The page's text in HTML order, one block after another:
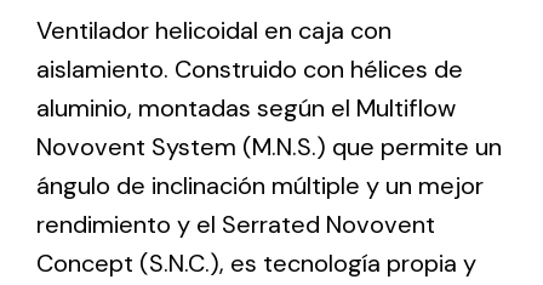
Ventilation
The incorporation of Novovent into the group
meant a greater offer of ventilation products for
different uses
Ventilador helicoidal en caja con
aislamiento. Construido con hélices de
aluminio, montadas según el Multiflow
Novovent System (M.N.S.) que permite un
ángulo de inclinación múltiple y un mejor
rendimiento y el Serrated Novovent
Concept (S.N.C.), es tecnología propia y